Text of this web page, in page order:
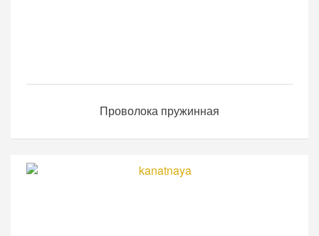
Проволока пружинная